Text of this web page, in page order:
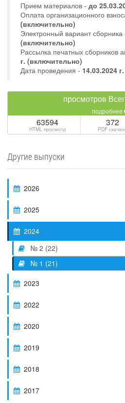
Прием материалов - до
Оплата организационного
(включительно)
Электронный вариант сборника
(включительно)
Рассылка печатных сборников
г. (включительно)
Дата проведения - 14.03.2024 г.
просмотров
подробнее
63594
HTML просмотр
372
PDF
Другие выпуски
2026
2025
2024
№ 2 (22)
№ 1 (21)
2023
2022
2020
2019
2018
2017